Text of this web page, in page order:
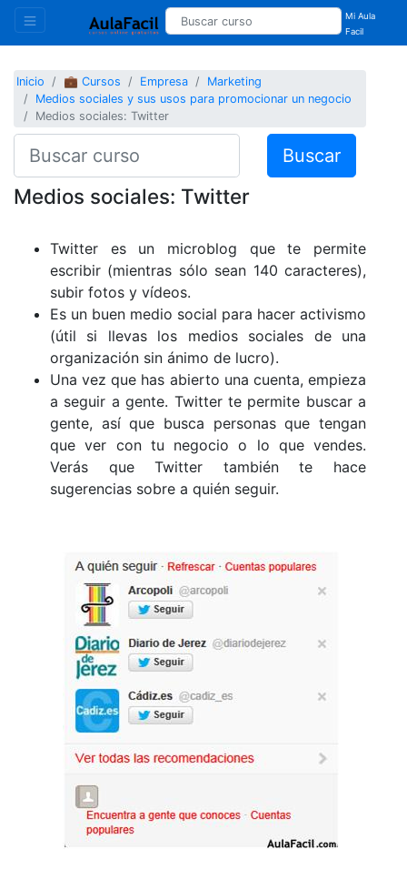
Mi Aula
Facil
Inicio 💼 Cursos Empresa
Marketing
Medios sociales y sus usos para promocionar un negocio
Medios sociales: Twitter
Buscar
Medios sociales: Twitter
Twitter es un microblog que te permite
escribir (mientras sólo sean 140 caracteres),
subir fotos y vídeos.
Es un buen medio social para hacer activismo
(útil si llevas los medios sociales de una
organización sin ánimo de lucro).
Una vez que has abierto una cuenta, empieza
a seguir a gente. Twitter te permite buscar a
gente, así que busca personas que tengan
que ver con tu negocio o lo que vendes.
Verás que Twitter también te hace
sugerencias sobre a quién seguir.